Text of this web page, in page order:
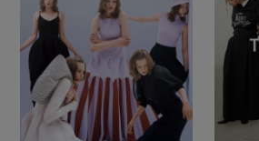
【ペプラム】トレンドシルエッ
『ELLE』最新号掲載
【ジュエリー】シルバーでクー
パンツ
スカート
スニーカー
フラットシューズ
ショルダーバッグ
トートバッグ
ストール・マフラー・ケープ
帽子・イヤーマフ
すべてのアクセサリー
ピアス・イヤリング
ネックレス
ランジェリー
すべてのランジェリー
ランジェリー
スポーツ
すべてのスポーツ